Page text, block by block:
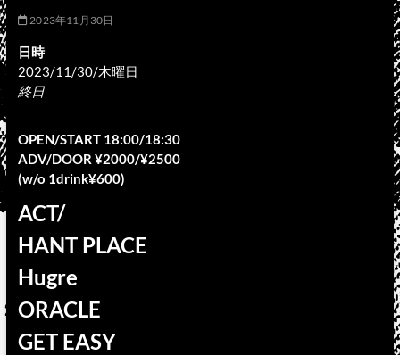
2023年11月30日
日時
2023/11/30/木曜日
終日
OPEN/START 18:00/18:30
ADV/DOOR ¥2000/¥2500
(w/o 1drink¥600)
ACT/
HANT PLACE
Hugre
ORACLE
GET EASY